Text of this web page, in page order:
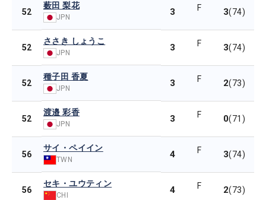
52
薮田 梨花
JPN 3 F 3(74)
52
ささき しょうこ
JPN 3 F 3(74)
52
種子田 香夏
JPN 3 F 2(73)
52
渡邉 彩香
JPN 3 F 0(71)
56
サイ・ペイイン
TWN 4 F 3(74)
56
セキ・ユウティン
CHI 4 F 2(73)